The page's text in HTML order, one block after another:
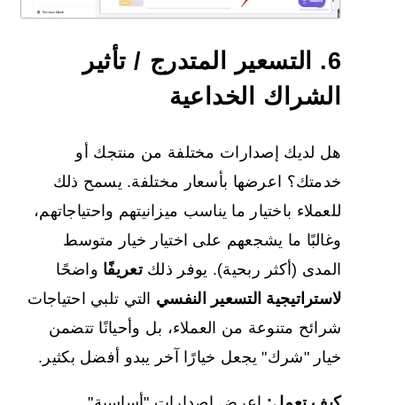
6. التسعير المتدرج / تأثير
الشراك الخداعية
هل لديك إصدارات مختلفة من منتجك أو
خدمتك؟ اعرضها بأسعار مختلفة. يسمح ذلك
للعملاء باختيار ما يناسب ميزانيتهم واحتياجاتهم،
وغالبًا ما يشجعهم على اختيار خيار متوسط
المدى (أكثر ربحية). يوفر ذلكتعريفًا واضحًا
لاستراتيجية التسعير النفسي التي تلبي احتياجات
شرائح متنوعة من العملاء، بل وأحيانًا تتضمن
خيار "شرك" يجعل خيارًا آخر يبدو أفضل بكثير.